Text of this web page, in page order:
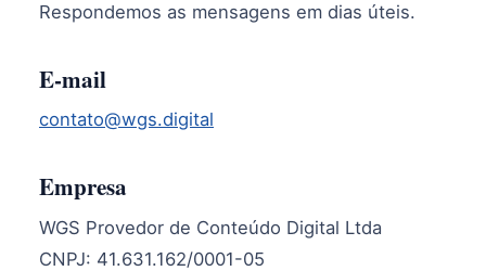
Respondemos as mensagens em dias úteis.
E-mail
contato@wgs.digital
Empresa
WGS Provedor de Conteúdo Digital Ltda
CNPJ: 41.631.162/0001-05